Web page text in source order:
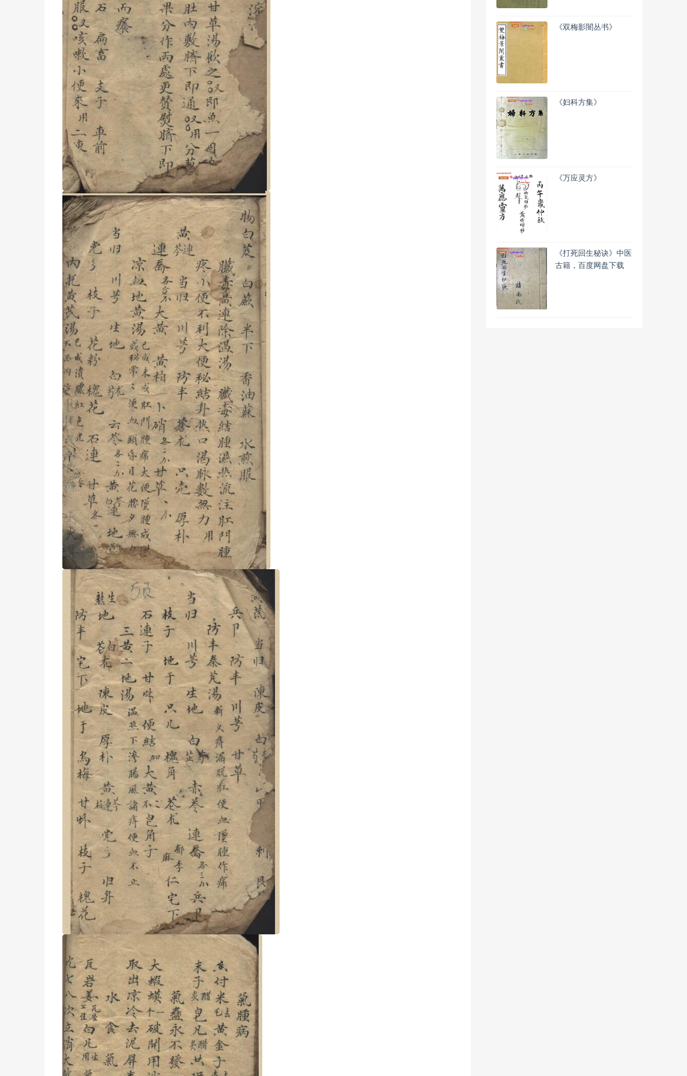
《双梅影闇丛书》
《妇科方集》
《万应灵方》
《打死回生秘诀》中医
古籍，百度网盘下载